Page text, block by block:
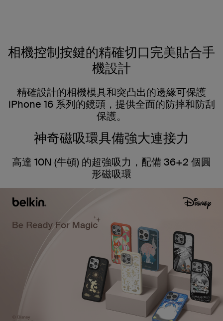
相機控制按鍵的精確切口完美貼合手
機設計
精確設計的相機模具和突凸出的邊緣可保護
iPhone 16 系列的鏡頭，提供全面的防摔和防刮
保護。
神奇磁吸環具備強大連接力
高達 10N (牛頓) 的超強吸力，配備 36+2 個圓
形磁吸環